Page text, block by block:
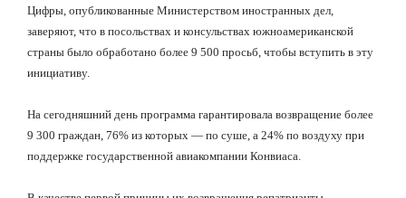
Цифры, опубликованные Министерством иностранных дел,
заверяют, что в посольствах и консульствах южноамериканской
страны было обработано более 9 500 просьб, чтобы вступить в эту
инициативу.
На сегодняшний день программа гарантировала возвращение более
9 300 граждан, 76% из которых — по суше, а 24% по воздуху при
поддержке государственной авиакомпании Конвиаса.